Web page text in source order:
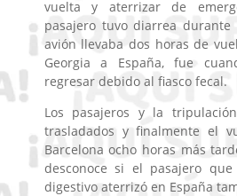
vuelta y aterrizar de
pasajero tuvo diarrea
avión llevaba dos horas de
Georgia a España, fue
regresar debido al fiasco fecal.
Los pasajeros y la
trasladados y finalmente el
Barcelona ocho horas más
desconoce si el pasajero
digestivo aterrizó en España